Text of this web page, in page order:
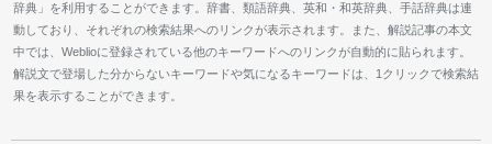
辞典」を利用することができます。辞書、類語辞典、英和・和英辞典、手話辞典は連
動しており、それぞれの検索結果へのリンクが表示されます。また、解説記事の本文
中では、Weblioに登録されている他のキーワードへのリンクが自動的に貼られます。
解説文で登場した分からないキーワードや気になるキーワードは、1クリックで検索結
果を表示することができます。